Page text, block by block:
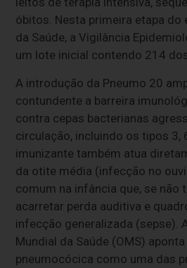
óbitos. Nesta primeira etapa do
da Saúde, a Vigilância
um lote inicial contendo 214
A introdução da Pneumo 20
contundente a barreira
contra cepas bacterianas
circulação, incluindo os tipos 3,
imunizante também atua
da otite média (infecção no
comum na infância que, se não
acarretar perda auditiva e
infecção generalizada (sepse).
Mundial da Saúde (OMS)
pneumocócica como uma das